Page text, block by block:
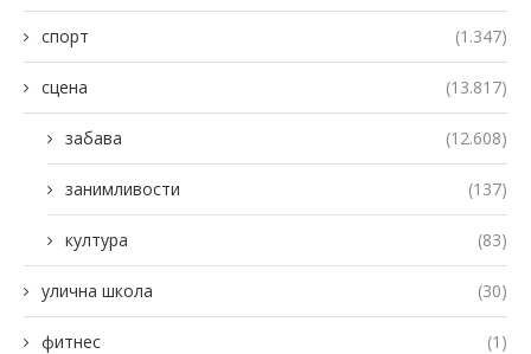
спорт (1.347)
сцена (13.817)
забава (12.608)
занимливости (137)
култура (83)
улична школа (30)
фитнес (1)